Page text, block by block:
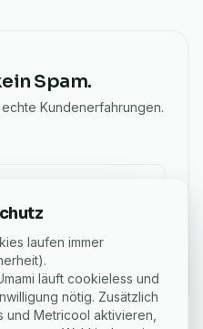
Spam.
Kundenerfahrungen.
mit Angeboten und
jederzeit per Link in
laufen immer
läuft cookieless und
nötig. Zusätzlich
und Metricool aktivieren,